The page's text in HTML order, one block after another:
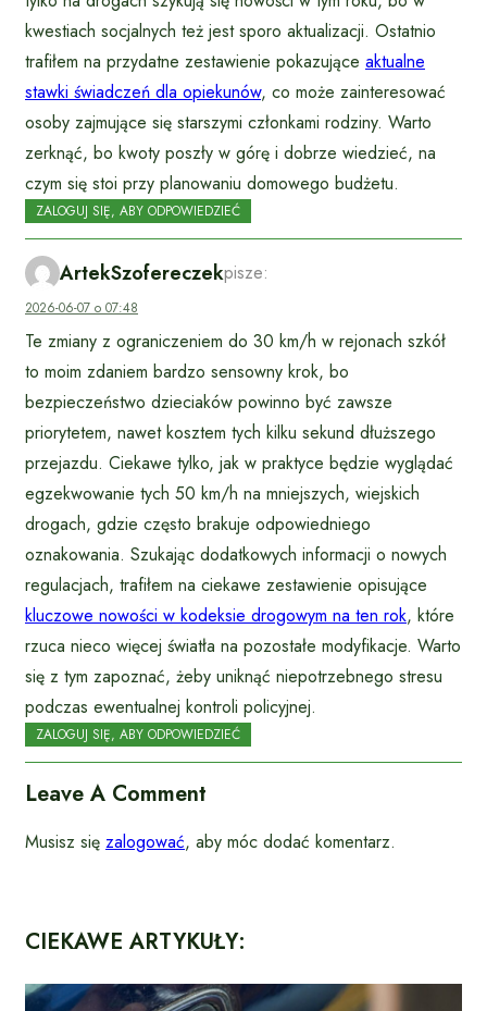
kwestiach socjalnych też jest sporo aktualizacji. Ostatnio
trafiłem na przydatne zestawienie pokazujące aktualne
stawki świadczeń dla opiekunów, co może zainteresować
osoby zajmujące się starszymi członkami rodziny. Warto
zerknąć, bo kwoty poszły w górę i dobrze wiedzieć, na
czym się stoi przy planowaniu domowego budżetu.
ZALOGUJ SIĘ, ABY ODPOWIEDZIEĆ
ArtekSzofereczekpisze:
2026-06-07 o 07:48
Te zmiany z ograniczeniem do 30 km/h w rejonach szkół
to moim zdaniem bardzo sensowny krok, bo
bezpieczeństwo dzieciaków powinno być zawsze
priorytetem, nawet kosztem tych kilku sekund dłuższego
przejazdu. Ciekawe tylko, jak w praktyce będzie wyglądać
egzekwowanie tych 50 km/h na mniejszych, wiejskich
drogach, gdzie często brakuje odpowiedniego
oznakowania. Szukając dodatkowych informacji o nowych
regulacjach, trafiłem na ciekawe zestawienie opisujące
kluczowe nowości w kodeksie drogowym na ten rok, które
rzuca nieco więcej światła na pozostałe modyfikacje. Warto
się z tym zapoznać, żeby uniknąć niepotrzebnego stresu
podczas ewentualnej kontroli policyjnej.
ZALOGUJ SIĘ, ABY ODPOWIEDZIEĆ
Leave A Comment
Musisz się zalogować, aby móc dodać komentarz.
CIEKAWE ARTYKUŁY: